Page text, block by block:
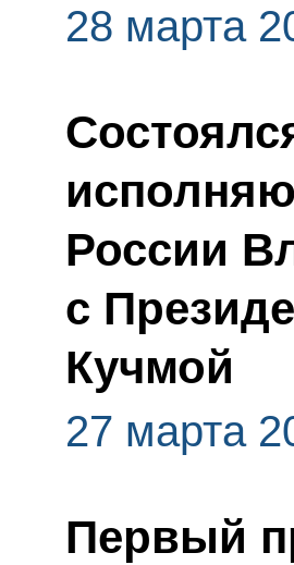
28 марта
России
с
Кучмой
27 марта
Первый